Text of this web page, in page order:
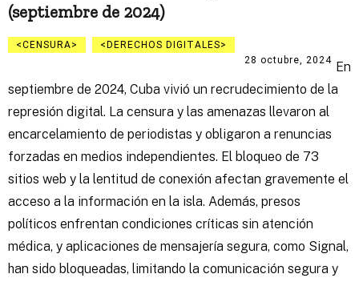
(septiembre de 2024)
CENSURA
DERECHOS DIGITALES
28 octubre, 2024 En
septiembre de 2024, Cuba vivió un recrudecimiento de la
represión digital. La censura y las amenazas llevaron al
encarcelamiento de periodistas y obligaron a renuncias
forzadas en medios independientes. El bloqueo de 73
sitios web y la lentitud de conexión afectan gravemente el
acceso a la información en la isla. Además, presos
políticos enfrentan condiciones críticas sin atención
médica, y aplicaciones de mensajería segura, como Signal,
han sido bloqueadas, limitando la comunicación segura y